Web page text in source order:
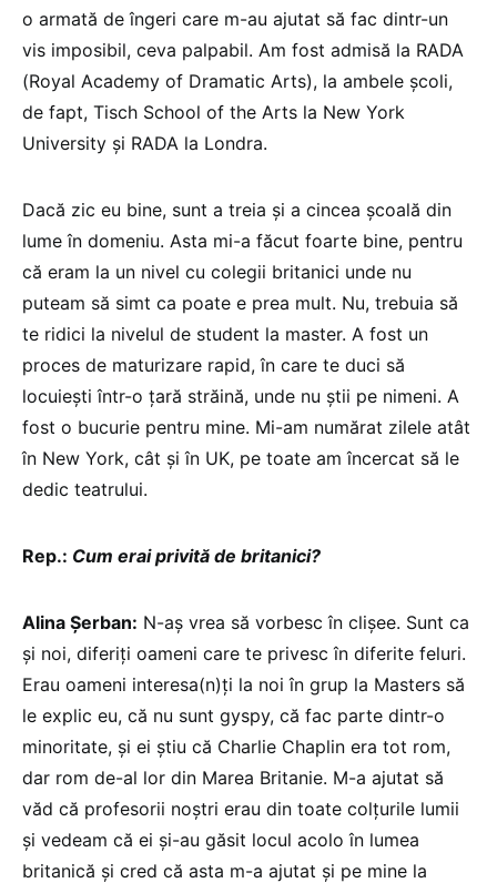
o armată de îngeri care m-au ajutat să fac dintr-un
vis imposibil, ceva palpabil. Am fost admisă la RADA
(Royal Academy of Dramatic Arts), la ambele școli,
de fapt, Tisch School of the Arts la New York
University și RADA la Londra.
Dacă zic eu bine, sunt a treia și a cincea școală din
lume în domeniu. Asta mi-a făcut foarte bine, pentru
că eram la un nivel cu colegii britanici unde nu
puteam să simt ca poate e prea mult. Nu, trebuia să
te ridici la nivelul de student la master. A fost un
proces de maturizare rapid, în care te duci să
locuiești într-o țară străină, unde nu știi pe nimeni. A
fost o bucurie pentru mine. Mi-am numărat zilele atât
în New York, cât și în UK, pe toate am încercat să le
dedic teatrului.
Rep.: Cum erai privită de britanici?
Alina Șerban: N-aș vrea să vorbesc în clișee. Sunt ca
și noi, diferiți oameni care te privesc în diferite feluri.
Erau oameni interesa(n)ți la noi în grup la Masters să
le explic eu, că nu sunt gyspy, că fac parte dintr-o
minoritate, și ei știu că Charlie Chaplin era tot rom,
dar rom de-al lor din Marea Britanie. M-a ajutat să
văd că profesorii noștri erau din toate colțurile lumii
și vedeam că ei și-au găsit locul acolo în lumea
britanică și cred că asta m-a ajutat și pe mine la